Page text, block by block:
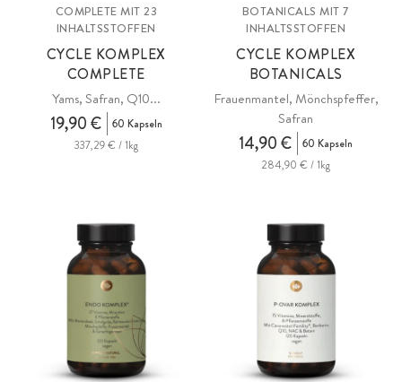
COMPLETE MIT 23
INHALTSSTOFFEN
CYCLE KOMPLEX
COMPLETE
Yams, Safran, Q10...
19,90 €
60 Kapseln
337,29 € / 1kg
BOTANICALS MIT 7
INHALTSSTOFFEN
CYCLE KOMPLEX
BOTANICALS
Frauenmantel, Mönchspfeffer,
Safran
14,90 €
60 Kapseln
284,90 € / 1kg